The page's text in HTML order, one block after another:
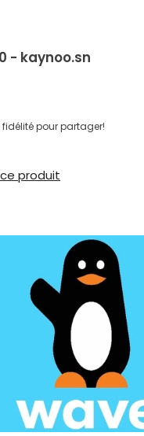
- kaynoo.sn
pour partager!
produit